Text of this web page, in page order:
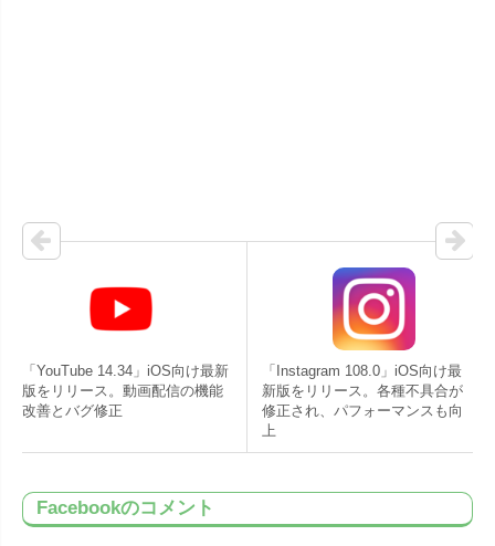
「YouTube 14.34」iOS向け最新
版をリリース。動画配信の機能
改善とバグ修正
「Instagram 108.0」iOS向け最
新版をリリース。各種不具合が
修正され、パフォーマンスも向
上
Facebookのコメント